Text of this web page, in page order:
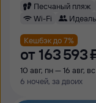
Песчаный пляж
Wi-Fi
Кешбэк до 7%
от 163 ⁠593
10 авг, пн — 16 авг, вс
6 ночей, за двоих